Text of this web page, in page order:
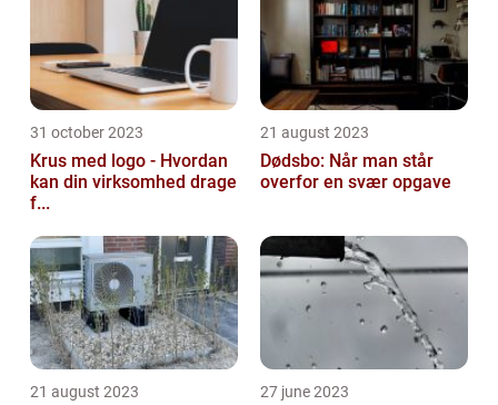
31 october 2023
Krus med logo - Hvordan
kan din virksomhed drage
f...
21 august 2023
Dødsbo: Når man står
overfor en svær opgave
21 august 2023 27 june 2023